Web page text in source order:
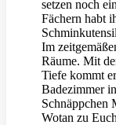
setzen noch
Fächern habt
Im
Räume. Mit
Tiefe kommt
Badezimmer
Wotan zu